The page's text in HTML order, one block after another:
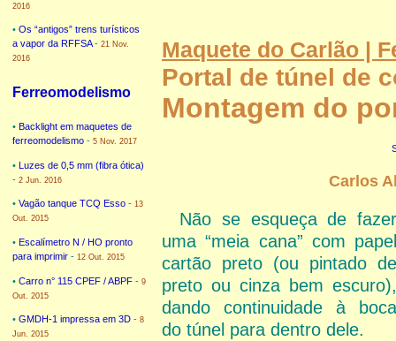
2016
• Os “antigos” trens turísticos
a vapor da RFFSA- 21 Nov.
2016
Ferreomodelismo
• Backlight em maquetes de
ferreomodelismo - 5 Nov. 2017
• Luzes de 0,5 mm (fibra ótica)
- 2 Jun. 2016
• Vagão tanque TCQ Esso - 13
Out. 2015
• Escalímetro N / HO pronto
para imprimir - 12 Out. 2015
• Carro n° 115 CPEF / ABPF - 9
Out. 2015
• GMDH-1 impressa em 3D - 8
Jun. 2015
Maquete do Carlão |
Portal de túnel de
Montagem do
Carlos
Não se esqueça de fazer
uma “meia cana” com papel
cartão preto (ou pintado de
preto ou cinza bem escuro),
dando continuidade à boca
do túnel para dentro dele.